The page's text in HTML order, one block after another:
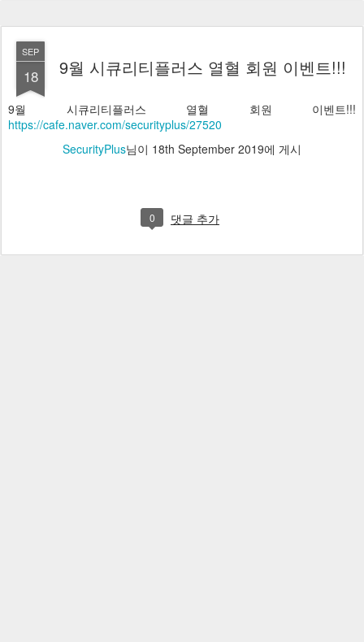
SEP
18 9월 시큐리티플러스 열혈 회원 이벤트!!!
9월 시큐리티플러스 열혈 회원 이벤트!!!
https://cafe.naver.com/securityplus/27520
SecurityPlus님이 18th September 2019에 게시
0 댓글 추가